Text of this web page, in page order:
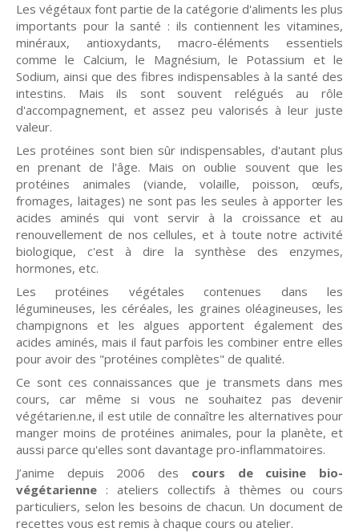
Les végétaux font partie de la catégorie d'aliments les plus
importants pour la santé : ils contiennent les vitamines,
minéraux, antioxydants, macro-éléments essentiels
comme le Calcium, le Magnésium, le Potassium et le
Sodium, ainsi que des fibres indispensables à la santé des
intestins. Mais ils sont souvent relégués au rôle
d'accompagnement, et assez peu valorisés à leur juste
valeur.
Les protéines sont bien sûr indispensables, d'autant plus
en prenant de l'âge. Mais on oublie souvent que les
protéines animales (viande, volaille, poisson, œufs,
fromages, laitages) ne sont pas les seules à apporter les
acides aminés qui vont servir à la croissance et au
renouvellement de nos cellules, et à toute notre activité
biologique, c'est à dire la synthèse des enzymes,
hormones, etc.
Les protéines végétales contenues dans les
légumineuses, les céréales, les graines oléagineuses, les
champignons et les algues apportent également des
acides aminés, mais il faut parfois les combiner entre elles
pour avoir des "protéines complètes" de qualité.
Ce sont ces connaissances que je transmets dans mes
cours, car même si vous ne souhaitez pas devenir
végétarien.ne, il est utile de connaître les alternatives pour
manger moins de protéines animales, pour la planète, et
aussi parce qu'elles sont davantage pro-inflammatoires.
J’anime depuis 2006 des cours de
cuisine bio-
végétarienne : ateliers collectifs à thèmes ou cours
particuliers, selon les besoins de chacun. Un document de
recettes vous est remis à chaque cours ou atelier.